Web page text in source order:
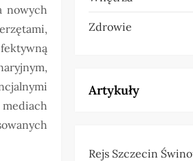
nowych
Zdrowie
Artykuły
Rejs Szczecin